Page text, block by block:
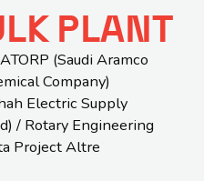
PLANT
(Saudi Aramco
Company)
Electric Supply
/ Rotary Engineering
Project Altre